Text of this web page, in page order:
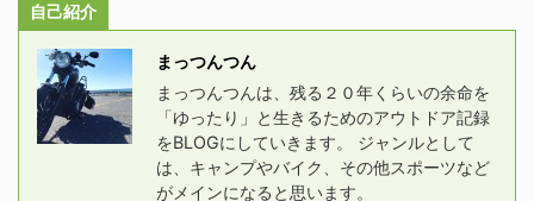
自己紹介
まっつんつん
まっつんつんは、残る２０年くらいの余命を
「ゆったり」と生きるためのアウトドア記録
をBLOGにしていきます。 ジャンルとして
は、キャンプやバイク、その他スポーツなど
がメインになると思います。